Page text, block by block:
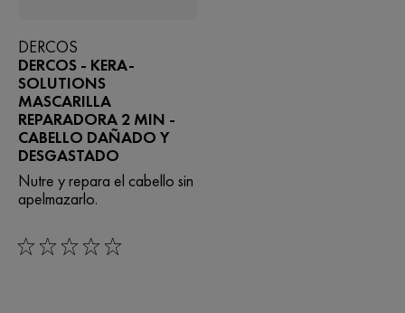
DERCOS
DERCOS - KERA-
SOLUTIONS
MASCARILLA
REPARADORA 2 MIN -
CABELLO DAÑADO Y
DESGASTADO
Nutre y repara el cabello sin
apelmazarlo.
0/5